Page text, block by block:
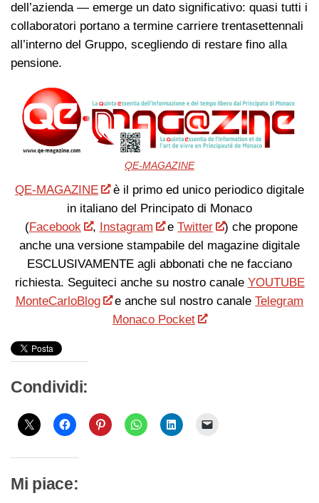
dell’azienda — emerge un dato significativo: quasi tutti i
collaboratori portano a termine carriere trentasettennali
all’interno del Gruppo, scegliendo di restare fino alla
pensione.
QE-MAGAZINE
QE-MAGAZINE
è il primo ed unico periodico digitale
in italiano del Principato di Monaco
(Facebook , Instagram eTwitter
) che propone
anche una versione stampabile del magazine digitale
ESCLUSIVAMENTE agli abbonati che ne facciano
richiesta. Seguiteci anche su nostro canale YOUTUBE
MonteCarloBlog
e anche sul nostro canaleTelegram
Monaco Pocket
Condividi:
Mi piace: